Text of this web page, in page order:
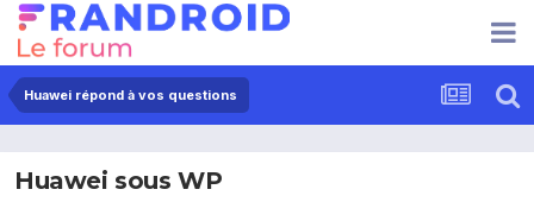
Huawei répond à vos questions
Huawei sous WP